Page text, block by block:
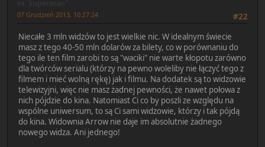
#22
07 Grudzień 2013, 10:27:24
Niecałe 3 mln widzów to jest wielkie nic. W idealnym świecie
masz z tego 40-50 mln dolarów za bilety, co w porównaniu do
tego ile ten film zarobi to są "waciki" nie warte kłopotu zarówno
dla twórców serialu (którzy na pewno woleliby nie łączyć tego z
filmem i mieć wolną rękę) jak i filmu. Na dodatek są to widzowie
telewizyjni, więc nie masz żadnej pewności, że nawet połowa z
nich pójdzie do kina. Natomiast Ci co by poszli ze względu na
wspólne uniwersum, to są Ci sami widzowie, którzy i tak pójdą
do kina. Widownia Arrow nie daje im absolutnie żadnego
nowego widza. Ani jednego!